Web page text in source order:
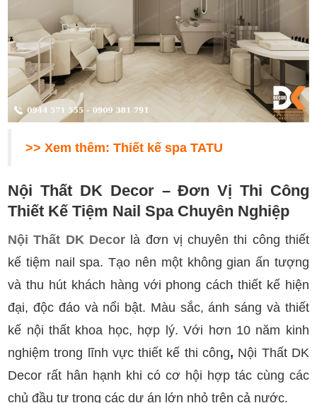
>> Xem thêm:Thiết kế spa TATU
Nội Thất DK Decor – Đơn Vị Thi Công
Thiết Kế Tiệm Nail Spa Chuyên Nghiệp
Nội Thất DK Decorlà đơn vị chuyên thi công thiết
kế tiệm nail spa. Tạo nên một không gian ấn tượng
và thu hút khách hàng với phong cách thiết kế hiện
đại, độc đáo và nổi bật. Màu sắc, ánh sáng và thiết
kế nội thất khoa học, hợp lý. Với hơn 10 năm kinh
nghiệm trong lĩnh vực thiết kế thi công, Nội Thất DK
Decor rất hân hạnh khi có cơ hội hợp tác cùng các
chủ đầu tư trong các dự án lớn nhỏ trên cả nước.